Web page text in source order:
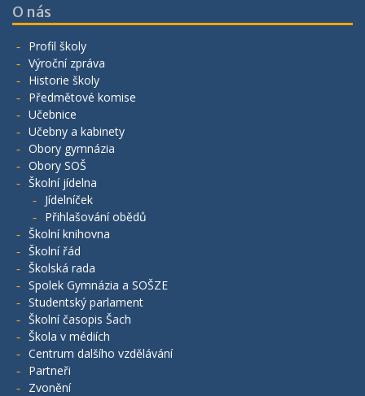
O nás
Profil školy
Výroční zpráva
Historie školy
Předmětové komise
Učebnice
Učebny a kabinety
Obory gymnázia
Obory SOŠ
Školní jídelna
Jídelníček
Přihlašování obědů
Školní knihovna
Školní řád
Školská rada
Spolek Gymnázia a SOŠZE
Studentský parlament
Školní časopis Šach
Škola v médiích
Centrum dalšího vzdělávání
Partneři
Zvonění